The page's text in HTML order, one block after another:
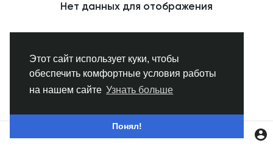
Этот сайт использует куки, чтобы
обеспечить комфортные условия работы
на нашем сайте Узнать больше
Понял!
Популярные посты
Найти сообщения
Нет данных для отображения